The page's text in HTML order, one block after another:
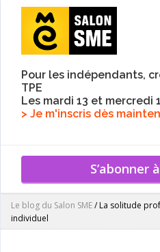
Pour les indépendants,
TPE
Les mardi 13 et mercredi
> Je m'inscris dès
S’abonner
Le blog du Salon SME/La solitude
individuel